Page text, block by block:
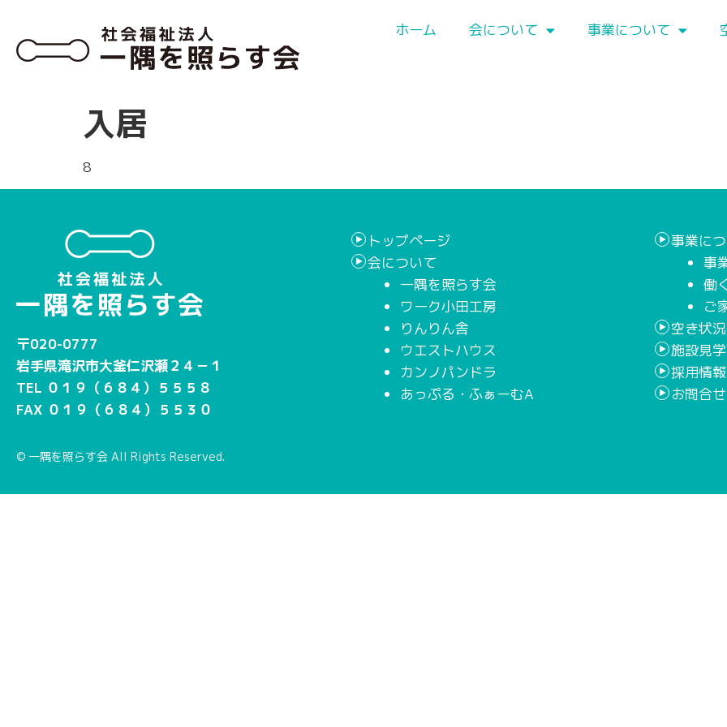
ホーム 会について 事業について
入居
8
〒020-0777
岩手県滝沢市大釜仁沢瀬２４－１
TEL ０１９（６８４）５５５８
FAX ０１９（６８４）５５３０
© 一隅を照らす会 All Rights Reserved.
トップページ
会について
一隅を照らす会
ワーク小田工房
りんりん舎
ウエストハウス
カンノパンドラ
あっぷる・ふぁーむA
事業に
事
働
ご
空き状況
施設見学
採用情
お問合せ